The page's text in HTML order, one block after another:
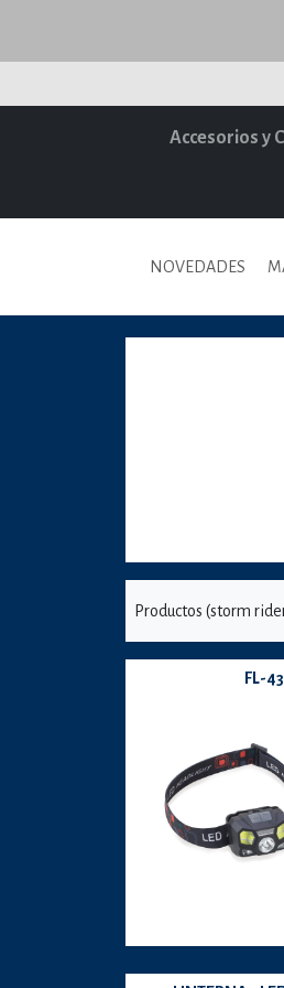
Accesorios y
NOVEDADES
Productos (storm
FL-